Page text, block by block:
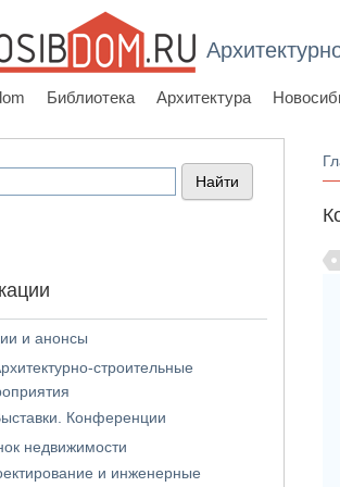
Библиотека Архитектура
и анонсы
строительные
Конференции
недвижимости
и инженерные